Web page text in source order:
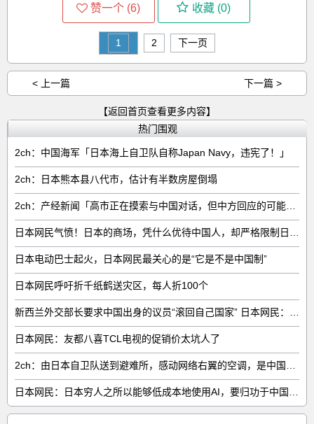
赞一个 (6) 收藏 (0)
1 2 下一页
< 上一篇 下一篇 >
【返回首页查看更多内容】
热门围观
2ch：中国海军「日本海上自卫队自称Japan Navy，违宪了！」
2ch：日本熊本县八代市，估计有半数房屋倒塌
日本电动巴士起火，日本网民最关心的是“它是不是中国制”
日本网民呼吁折千纸鹤送灾区，每人折100个
日本网民：友都八喜TCL电视的促销价太坑人了